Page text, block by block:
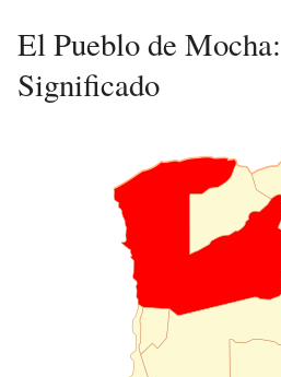
El Pueblo de
Significado